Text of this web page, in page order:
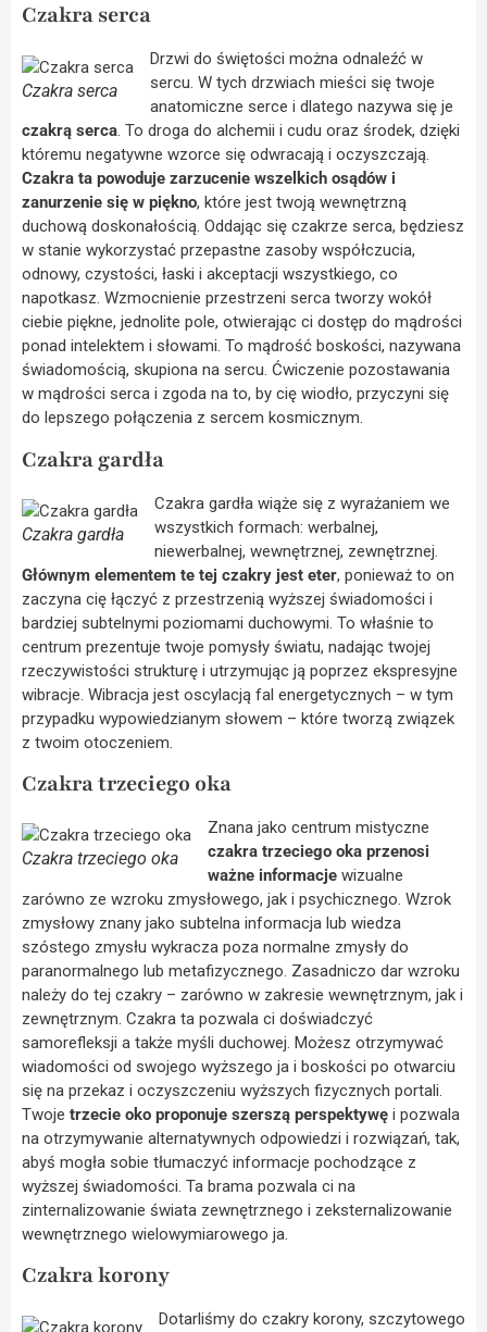
Czakra serca
Czakra serca
Drzwi do świętości można odnaleźć w
sercu. W tych drzwiach mieści się twoje
anatomiczne serce i dlatego nazywa się je
czakrą serca. To droga do alchemii i cudu oraz środek, dzięki
któremu negatywne wzorce się odwracają i oczyszczają.
Czakra ta powoduje zarzucenie wszelkich osądów i
zanurzenie się w piękno, które jest twoją wewnętrzną
duchową doskonałością. Oddając się czakrze serca, będziesz
w stanie wykorzystać przepastne zasoby współczucia,
odnowy, czystości, łaski i akceptacji wszystkiego, co
napotkasz. Wzmocnienie przestrzeni serca tworzy wokół
ciebie piękne, jednolite pole, otwierając ci dostęp do mądrości
ponad intelektem i słowami. To mądrość boskości, nazywana
świadomością, skupiona na sercu. Ćwiczenie pozostawania
w mądrości serca i zgoda na to, by cię wiodło, przyczyni się
do lepszego połączenia z sercem kosmicznym.
Czakra gardła
Czakra gardła
Czakra gardła wiąże się z wyrażaniem we
wszystkich formach: werbalnej,
niewerbalnej, wewnętrznej, zewnętrznej.
Głównym elementem te tej czakry jest eter, ponieważ to on
zaczyna cię łączyć z przestrzenią wyższej świadomości i
bardziej subtelnymi poziomami duchowymi. To właśnie to
centrum prezentuje twoje pomysły światu, nadając twojej
rzeczywistości strukturę i utrzymując ją poprzez ekspresyjne
wibracje. Wibracja jest oscylacją fal energetycznych – w tym
przypadku wypowiedzianym słowem – które tworzą związek
z twoim otoczeniem.
Czakra trzeciego oka
Czakra trzeciego oka
Znana jako centrum mistyczne
czakra trzeciego oka przenosi
ważne informacje wizualne
zarówno ze wzroku zmysłowego, jak i psychicznego. Wzrok
zmysłowy znany jako subtelna informacja lub wiedza
szóstego zmysłu wykracza poza normalne zmysły do
paranormalnego lub metafizycznego. Zasadniczo dar wzroku
należy do tej czakry – zarówno w zakresie wewnętrznym, jak i
zewnętrznym. Czakra ta pozwala ci doświadczyć
samorefleksji a także myśli duchowej. Możesz otrzymywać
wiadomości od swojego wyższego ja i boskości po otwarciu
się na przekaz i oczyszczeniu wyższych fizycznych portali.
Twoje trzecie oko proponuje szerszą perspektywę i pozwala
na otrzymywanie alternatywnych odpowiedzi i rozwiązań, tak,
abyś mogła sobie tłumaczyć informacje pochodzące z
wyższej świadomości. Ta brama pozwala ci na
zinternalizowanie świata zewnętrznego i zeksternalizowanie
wewnętrznego wielowymiarowego ja.
Czakra korony
Dotarliśmy do czakry korony, szczytowego